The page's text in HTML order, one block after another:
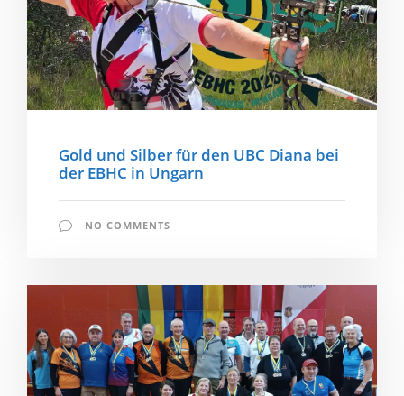
Gold und Silber für den UBC Diana bei
der EBHC in Ungarn
NO COMMENTS